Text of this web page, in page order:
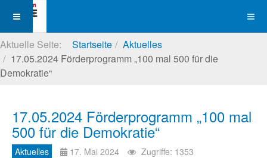
Aktuelle Seite: Startseite
Aktuelles
17.05.2024 Förderprogramm „100 mal 500 für die
Demokratie“
17.05.2024 Förderprogramm „100 mal
500 für die Demokratie“
Aktuelles 17. Mai 2024 Zugriffe: 1353